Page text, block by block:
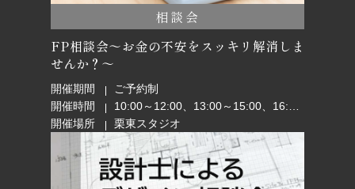
相談会
FP相談会～お金の不安をスッキリ解消しま
せんか？～
開催期間
ご予約制
開催時間
10:00～12:00、13:00～15:00、16:00～18:00
開催場所
栗東スタジオ